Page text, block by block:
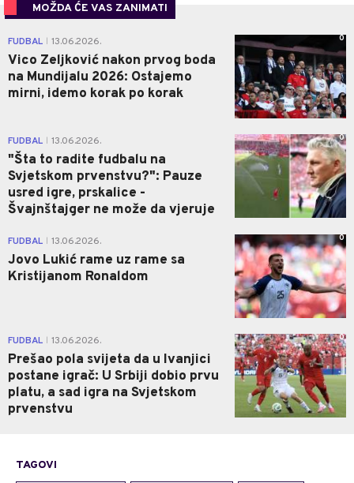
MOŽDA ĆE VAS ZANIMATI
FUDBAL 13.06.2026.
Vico Zeljković nakon prvog boda
na Mundijalu 2026: Ostajemo
mirni, idemo korak po korak
0
FUDBAL 13.06.2026.
"Šta to radite fudbalu na
Svjetskom prvenstvu?": Pauze
usred igre, prskalice -
Švajnštajger ne može da vjeruje
0
FUDBAL 13.06.2026.
Jovo Lukić rame uz rame sa
Kristijanom Ronaldom
0
FUDBAL 13.06.2026.
Prešao pola svijeta da u Ivanjici
postane igrač: U Srbiji dobio prvu
platu, a sad igra na Svjetskom
prvenstvu
0
TAGOVI